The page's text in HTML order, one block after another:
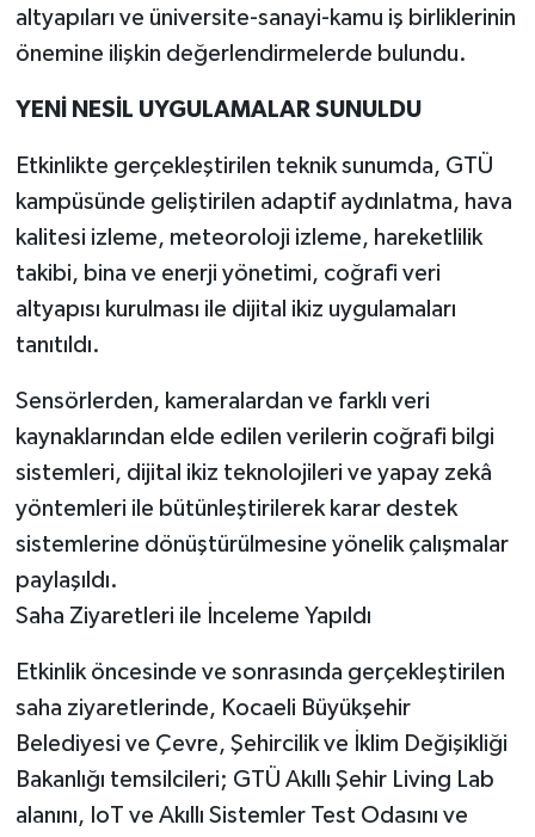
altyapıları ve üniversite-sanayi-kamu iş birliklerinin
önemine ilişkin değerlendirmelerde bulundu.
YENİ NESİL UYGULAMALAR SUNULDU
Etkinlikte gerçekleştirilen teknik sunumda, GTÜ
kampüsünde geliştirilen adaptif aydınlatma, hava
kalitesi izleme, meteoroloji izleme, hareketlilik
takibi, bina ve enerji yönetimi, coğrafi veri
altyapısı kurulması ile dijital ikiz uygulamaları
tanıtıldı.
Sensörlerden, kameralardan ve farklı veri
kaynaklarından elde edilen verilerin coğrafi bilgi
sistemleri, dijital ikiz teknolojileri ve yapay zekâ
yöntemleri ile bütünleştirilerek karar destek
sistemlerine dönüştürülmesine yönelik çalışmalar
paylaşıldı.
Saha Ziyaretleri ile İnceleme Yapıldı
Etkinlik öncesinde ve sonrasında gerçekleştirilen
saha ziyaretlerinde, Kocaeli Büyükşehir
Belediyesi ve Çevre, Şehircilik ve İklim Değişikliği
Bakanlığı temsilcileri; GTÜ Akıllı Şehir Living Lab
alanını, IoT ve Akıllı Sistemler Test Odasını ve